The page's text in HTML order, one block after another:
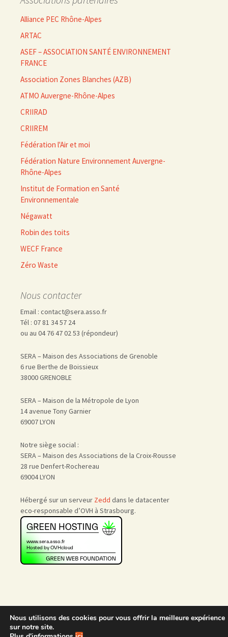
Alliance PEC Rhône-Alpes
ARTAC
ASEF – ASSOCIATION SANTÉ ENVIRONNEMENT
FRANCE
Association Zones Blanches (AZB)
ATMO Auvergne-Rhône-Alpes
CRIIRAD
CRIIREM
Fédération l'Air et moi
Fédération Nature Environnement Auvergne-
Rhône-Alpes
Institut de Formation en Santé
Environnementale
Négawatt
Robin des toits
WECF France
Zéro Waste
Nous contacter
Email : contact@sera.asso.fr
Tél : 07 81 34 57 24
ou au 04 76 47 02 53 (répondeur)
SERA – Maison des Associations de Grenoble
6 rue Berthe de Boissieux
38000 GRENOBLE
SERA – Maison de la Métropole de Lyon
14 avenue Tony Garnier
69007 LYON
Notre siège social :
SERA – Maison des Associations de la Croix-Rousse
28 rue Denfert-Rochereau
69004 LYON
Hébergé sur un serveur Zedd dans le datacenter
eco-responsable d’OVH à Strasbourg.
Accueil | Nous rejoindre
Admin
Nous utilisons des cookies pour vous offrir la meilleure expérience
sur notre site.